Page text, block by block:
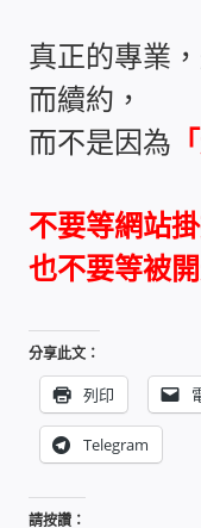
線上網路購物
DIY材料
我的帳號
結帳
購物車
退款和退貨政策
真正的專業
而續約，
而不是因為
不要等網站
也不要等被
分享此文：
列印
Telegram
請按讚：